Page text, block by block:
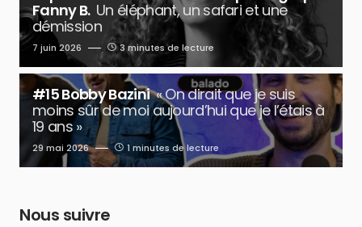
Fanny B. Un éléphant, un safari et une
démission
7 juin 2026 3 minutes de lecture
#15 Bobby Bazini « On dirait que je suis
moins sûr de moi aujourd’hui que je l’étais à
19 ans »
29 mai 2026 1 minutes de lecture
Nous suivre